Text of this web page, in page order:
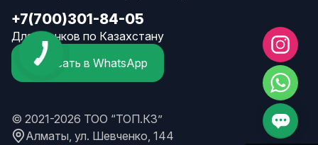
+7(700)301-84-05
Для звонков по Казахстану
Написать в WhatsApp
© 2021-2026 ТОО “ТОП.КЗ”
Алматы, ул. Шевченко, 144